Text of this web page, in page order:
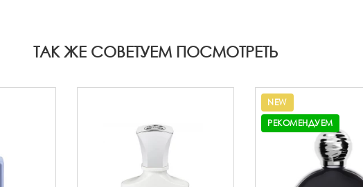
ТАК ЖЕ СОВЕТУЕМ ПОСМОТРЕТЬ
NEW
РЕКОМЕНДУЕМ